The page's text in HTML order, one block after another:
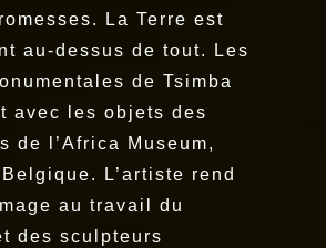
La Terre est
au-dessus de tout. Les
de Tsimba
avec les objets des
de l’Africa Museum,
L’artiste rend
au travail du
des sculpteurs